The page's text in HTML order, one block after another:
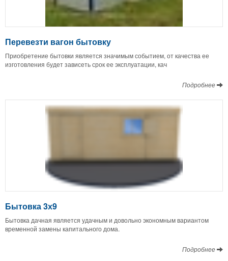
Перевезти вагон бытовку
Приобретение бытовки является значимым событием, от качества ее
изготовления будет зависеть срок ее эксплуатации, кач
Подробнее
Бытовка 3х9
Бытовка дачная является удачным и довольно экономным вариантом
временной замены капитального дома.
Подробнее